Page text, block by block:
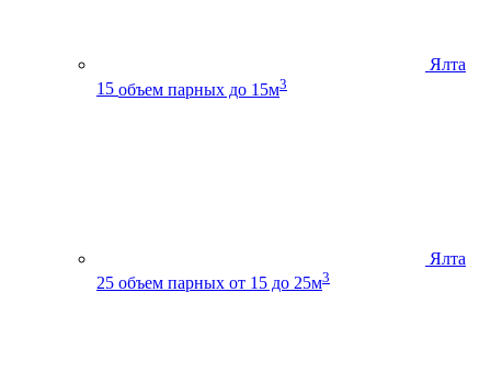
Ялта
15 объем парных до 15м3
Ялта
25 объем парных от 15 до 25м3